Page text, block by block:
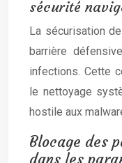
sécurité
La sécurisation
barrière
infections. Cette
le nettoyage
hostile aux
Blocage des
dans les